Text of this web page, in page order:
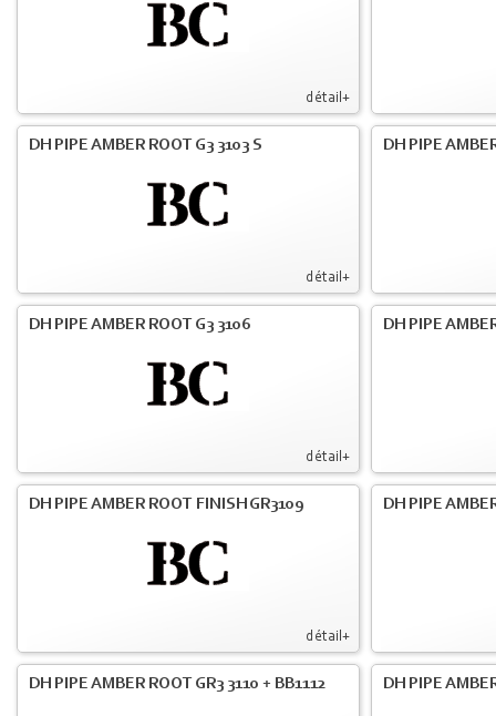
détail+
détail+
DH PIPE AMBER ROOT G3 3103 S DH PIPE
détail+
DH PIPE AMBER ROOT G3 3106 DH PIPE
détail+
DH PIPE AMBER ROOT FINISH GR3109 DH PIPE
DH PIPE AMBER ROOT GR3 3110 + BB1112 DH PIPE